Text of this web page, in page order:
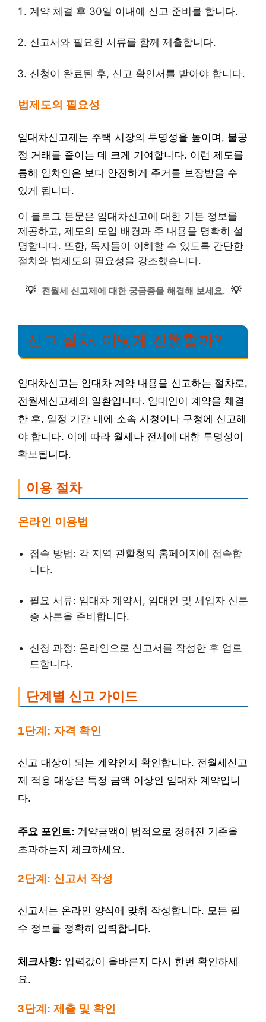
계약 체결 후 30일 이내에 신고 준비를 합니다.
신고서와 필요한 서류를 함께 제출합니다.
신청이 완료된 후, 신고 확인서를 받아야 합니다.
법제도의 필요성
임대차신고제는 주택 시장의 투명성을 높이며, 불공
정 거래를 줄이는 데 크게 기여합니다. 이런 제도를
통해 임차인은 보다 안전하게 주거를 보장받을 수
있게 됩니다.
이 블로그 본문은 임대차신고에 대한 기본 정보를
제공하고, 제도의 도입 배경과 주 내용을 명확히 설
명합니다. 또한, 독자들이 이해할 수 있도록 간단한
절차와 법제도의 필요성을 강조했습니다.
💡 전월세 신고제에 대한 궁금증을 해결해 보세요. 💡
신고 절차, 어떻게 진행할까?
임대차신고는 임대차 계약 내용을 신고하는 절차로,
전월세신고제의 일환입니다. 임대인이 계약을 체결
한 후, 일정 기간 내에 소속 시청이나 구청에 신고해
야 합니다. 이에 따라 월세나 전세에 대한 투명성이
확보됩니다.
이용 절차
온라인 이용법
접속 방법: 각 지역 관할청의 홈페이지에 접속합
니다.
필요 서류: 임대차 계약서, 임대인 및 세입자 신분
증 사본을 준비합니다.
신청 과정: 온라인으로 신고서를 작성한 후 업로
드합니다.
단계별 신고 가이드
1단계: 자격 확인
신고 대상이 되는 계약인지 확인합니다. 전월세신고
제 적용 대상은 특정 금액 이상인 임대차 계약입니
다.
주요 포인트: 계약금액이 법적으로 정해진 기준을
초과하는지 체크하세요.
2단계: 신고서 작성
신고서는 온라인 양식에 맞춰 작성합니다. 모든 필
수 정보를 정확히 입력합니다.
체크사항: 입력값이 올바른지 다시 한번 확인하세
요.
3단계: 제출 및 확인